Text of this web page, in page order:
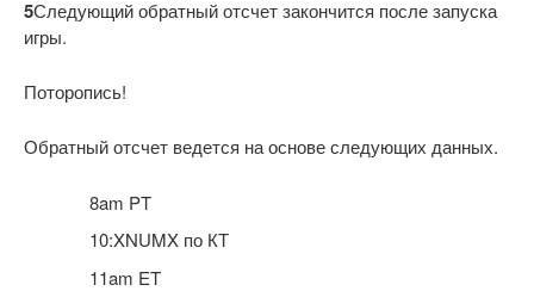
5Следующий обратный отсчет закончится после запуска
игры.
Поторопись!
Обратный отсчет ведется на основе следующих данных.
8am PT
10:XNUMX по КТ
11am ET